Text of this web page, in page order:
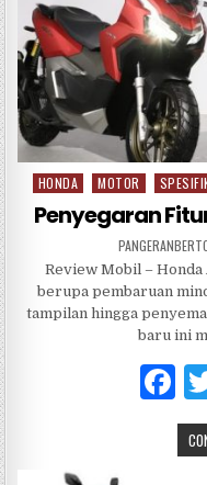
Posted
in
HONDA MOTOR
Penyegaran
Review Mobil –
berupa pembaruan
tampilan hingga
baru ini
F
a
c